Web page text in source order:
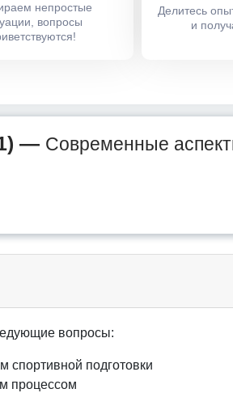
непростые
вопросы
Делитесь
и
— Современные
вопросы:
спортивной подготовки
процессом